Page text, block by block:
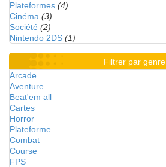
Plateformes (4)
Cinéma (3)
Société (2)
Nintendo 2DS (1)
Filtrer par genre
Arcade
Aventure
Beat'em all
Cartes
Horror
Plateforme
Combat
Course
FPS